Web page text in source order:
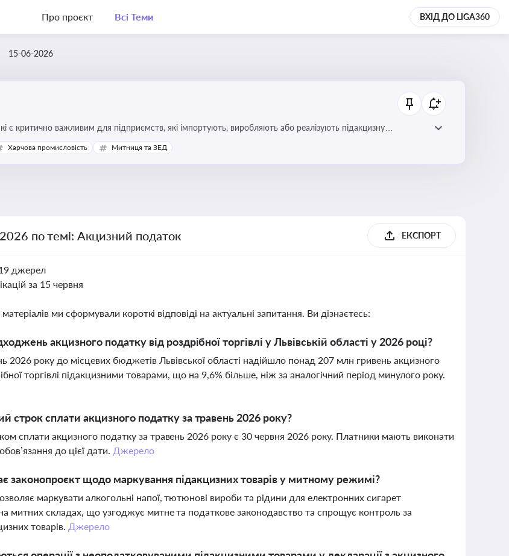
Про проєкт Всі Теми ВХІД ДО LIGA360
15-06-2026
є критично важливим для підприємств, які імпортують, виробляють або реалізують підакцизну
та ефективного податкового планування.
Харчова промисловість Митниця та ЗЕД
по темі: Акцизний податок ЕКСПОРТ
джерел
за 15 червня
ми сформували короткі відповіді на актуальні запитання. Ви дізнаєтесь:
акцизного податку від роздрібної торгівлі у Львівській області у 2026 році?
2026 року до місцевих бюджетів Львівської області надійшло понад 207 млн гривень акцизного
торгівлі підакцизними товарами, що на 9,6% більше, ніж за аналогічний період минулого року.
строк сплати акцизного податку за травень 2026 року?
сплати акцизного податку за травень 2026 року є 30 червня 2026 року. Платники мають виконати
до цієї дати. Джерело
законопроєкт щодо маркування підакцизних товарів у митному режимі?
маркувати алкогольні напої, тютюнові вироби та рідини для електронних сигарет
митних складах, що узгоджує митне та податкове законодавство та спрощує контроль за
товарів. Джерело